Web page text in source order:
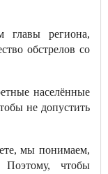
главы региона,
обстрелов со
населённые
не допустить
мы понимаем,
чтобы